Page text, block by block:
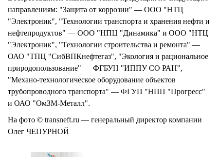
направлениям: "Защита от коррозии" — ООО "НТЦ
"Электроник", "Технологии транспорта и хранения нефти и
нефтепродуктов" — ООО "НПЦ "Динамика" и ООО "НТЦ
"Электроник", "Технологии строительства и ремонта" —
ОАО "ТПЦ "СибВПКнефтегаз", "Экология и рациональное
природопользование" — ФГБУН "ИППУ СО РАН",
"Механо-технологическое оборудование объектов
трубопроводного транспорта" — ФГУП "НПП "Прогресс"
и ОАО "ОмЗМ-Металл".
На фото © transneft.ru — генеральный директор компании
Олег ЧЕПУРНОЙ